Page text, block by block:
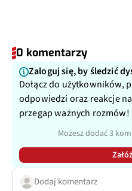
0 komentarzy
Zaloguj się, by śledzić
Dołącz do użytkowników,
odpowiedzi oraz reakcje
przegap ważnych rozmów!
Możesz dodać 3
Dodaj komentarz